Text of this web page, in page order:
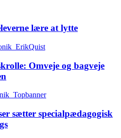
lære at lytte
Omveje og bagveje
sætter specialpædagogisk